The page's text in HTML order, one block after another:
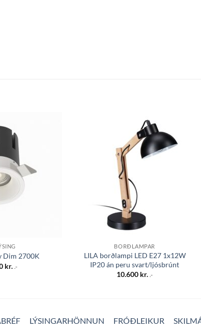
Dim 2700K
kr. .-
Bæta á
óskalista
BORÐLAMPAR
LILA borðlampi LED E27 1x12W
IP20 án peru svart/ljósbrúnt
10.600 kr. .-
LÝSINGARHÖNNUN FRÓÐLEIKUR